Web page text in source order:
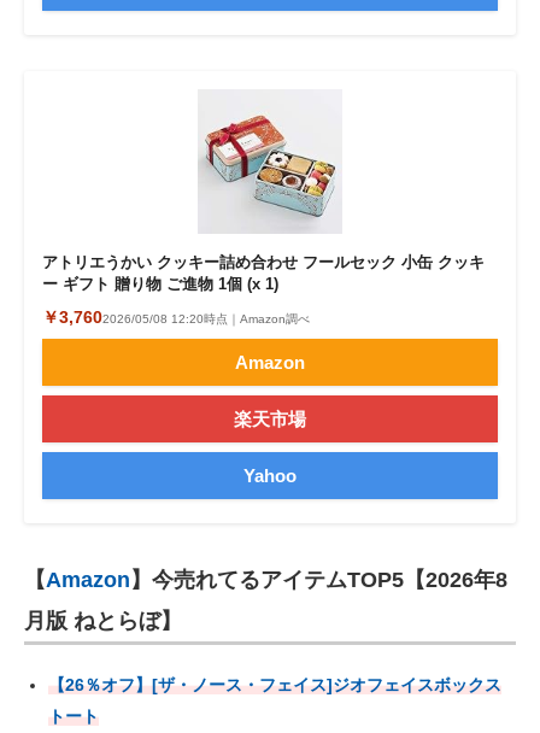
アトリエうかい クッキー詰め合わせ フールセック 小缶 クッキ
ー ギフト 贈り物 ご進物 1個 (x 1)
￥3,7602026/05/08 12:20時点｜Amazon調べ
Amazon
楽天市場
Yahoo
【Amazon 】今売れてるアイテムTOP5【2026年8
月版 ねとらぼ】
【26％オフ】[ザ・ノース・フェイス]ジオフェイスボックス
トート